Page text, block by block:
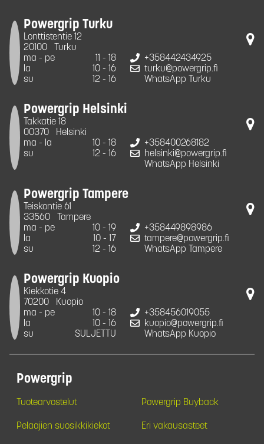
Powergrip Turku
Lonttistentie 12
20100
Turku
ma - pe
11 - 18
la
10 - 16
su
12 - 16
+358442434925
turku@powergrip.fi
WhatsApp Turku
Powergrip Helsinki
Takkatie 18
00370
Helsinki
ma - la
10 - 18
su
12 - 16
+358400268182
helsinki@powergrip.fi
WhatsApp Helsinki
Powergrip Tampere
Teiskontie 61
33560
Tampere
ma - pe
10 - 19
la
10 - 17
su
12 - 16
+358449898986
tampere@powergrip.fi
WhatsApp Tampere
Powergrip Kuopio
Kiekkotie 4
70200
Kuopio
ma - pe
10 - 18
la
10 - 16
su
SULJETTU
+358456019055
kuopio@powergrip.fi
WhatsApp Kuopio
Powergrip
Tuotearvostelut Powergrip Buyback
Pelaajien suosikkikiekot Eri vakausasteet